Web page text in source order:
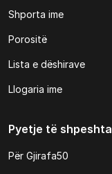
Shporta ime
Porositë
Lista e dëshirave
Llogaria ime
Pyetje të shpeshta
Për Gjirafa50